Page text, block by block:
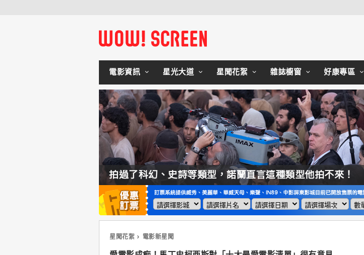
電影資訊 星光大道 星聞花絮 雜誌櫥窗 好康專區
拍過了科幻、史詩等類型，諾蘭直言這種類型他拍不來！
星聞花絮 電影新星聞